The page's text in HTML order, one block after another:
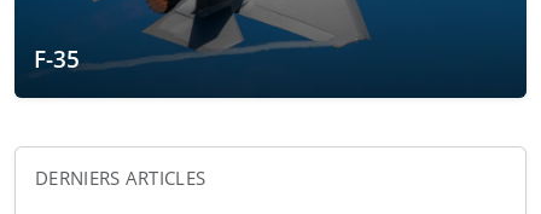
F-35
DERNIERS ARTICLES